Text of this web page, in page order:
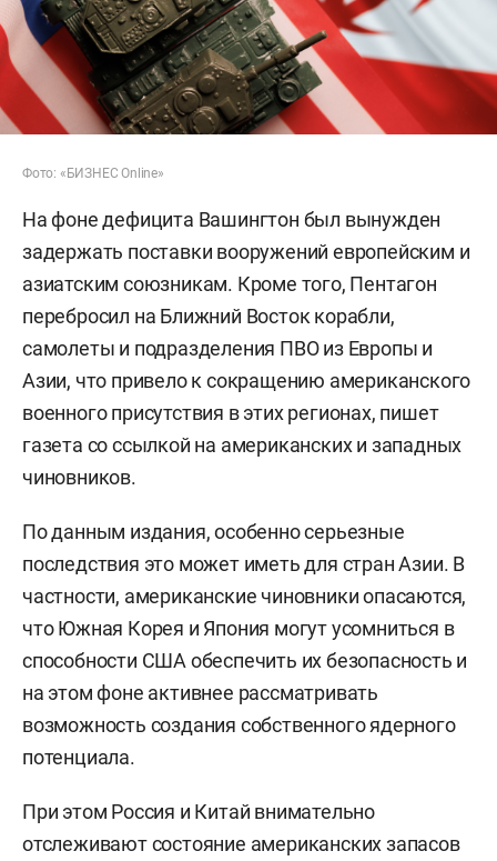
Фото: «БИЗНЕС Online»
На фоне дефицита Вашингтон был вынужден
задержать поставки вооружений европейским и
азиатским союзникам. Кроме того, Пентагон
перебросил на Ближний Восток корабли,
самолеты и подразделения ПВО из Европы и
Азии, что привело к сокращению американского
военного присутствия в этих регионах, пишет
газета со ссылкой на американских и западных
чиновников.
По данным издания, особенно серьезные
последствия это может иметь для стран Азии. В
частности, американские чиновники опасаются,
что Южная Корея и Япония могут усомниться в
способности США обеспечить их безопасность и
на этом фоне активнее рассматривать
возможность создания собственного ядерного
потенциала.
При этом Россия и Китай внимательно
отслеживают состояние американских запасов